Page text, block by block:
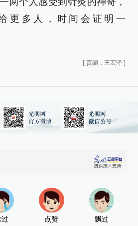
更多人，时间会证明一
[ 责编：王宏泽 ]
过 点赞 飘过